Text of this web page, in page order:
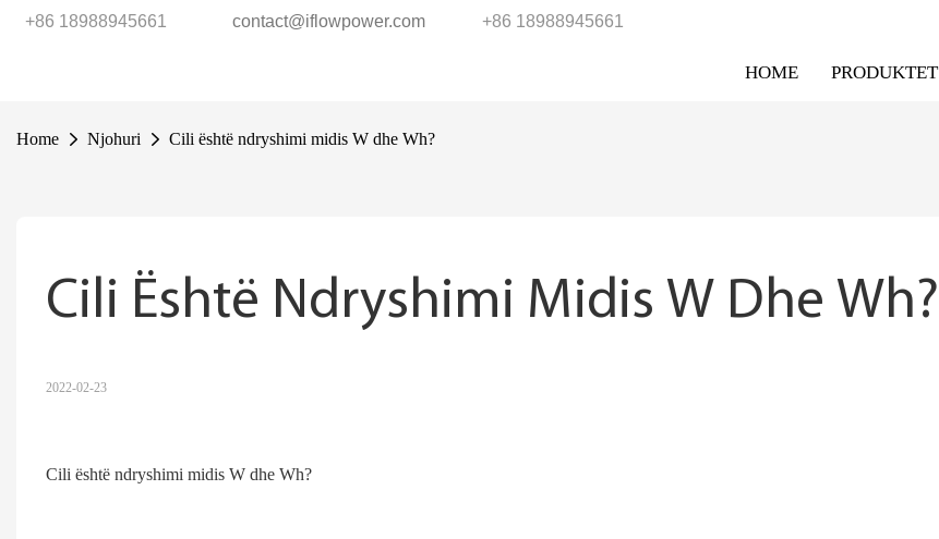
+86 18988945661 contact@iflowpower.com +86 18988945661
HOME PRODUKTET
Home Njohuri Cili është ndryshimi midis W dhe Wh?
Cili Është Ndryshimi Midis W Dhe Wh?
2022-02-23
Cili është ndryshimi midis W dhe Wh?